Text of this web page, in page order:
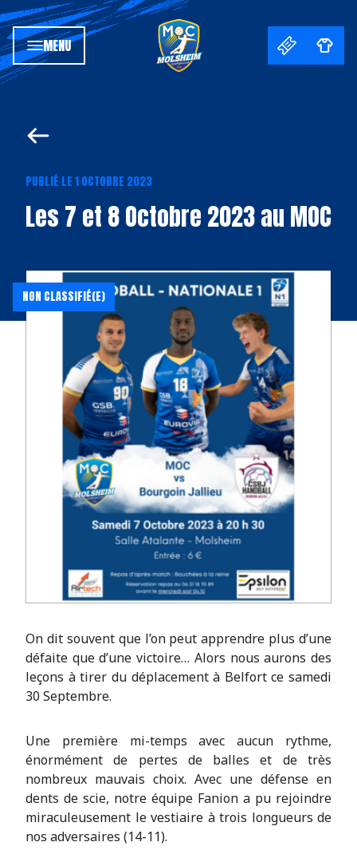
MENU
PUBLIÉ LE 1 OCTOBRE 2023
Les 7 et 8 Octobre 2023 au MOC
NON CLASSIFIÉ(E)
On dit souvent que l’on peut apprendre plus d’une
défaite que d’une victoire… Alors nous aurons des
leçons à tirer du déplacement à Belfort ce samedi
30 Septembre.
Une première mi-temps avec aucun rythme,
énormément de pertes de balles et de très
nombreux mauvais choix. Avec une défense en
dents de scie, notre équipe Fanion a pu rejoindre
miraculeusement le vestiaire à trois longueurs de
nos adversaires (14-11).